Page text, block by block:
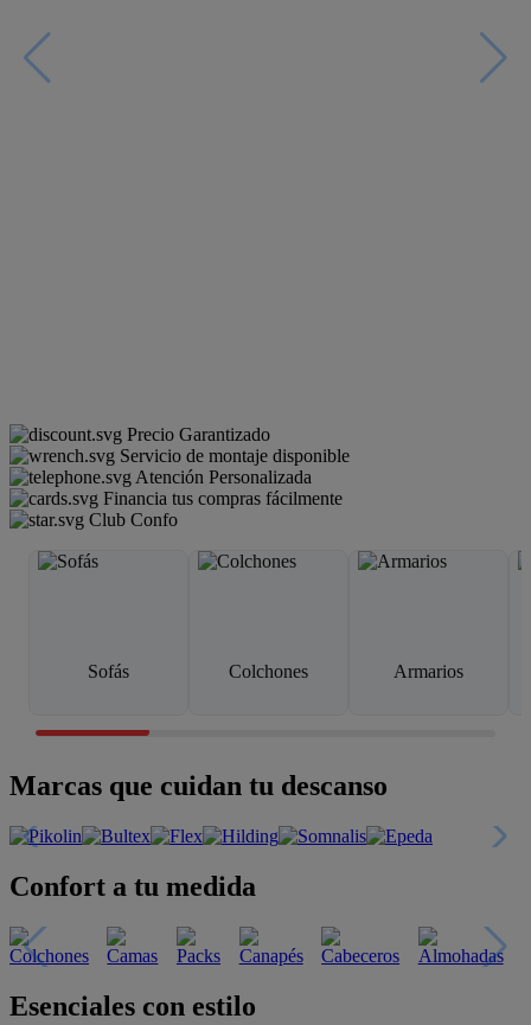
Precio Garantizado
Servicio de montaje disponible
Atención Personalizada
Financia tus compras fácilmente
Club Confo
Sofás Colchones Armarios
Marcas que cuidan tu descanso
Confort a tu medida
Esenciales con estilo